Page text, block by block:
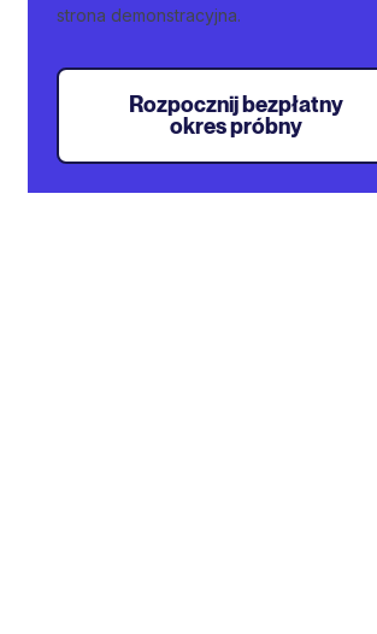
strona demonstracyjna.
Rozpocznij bezpłatny
okres próbny